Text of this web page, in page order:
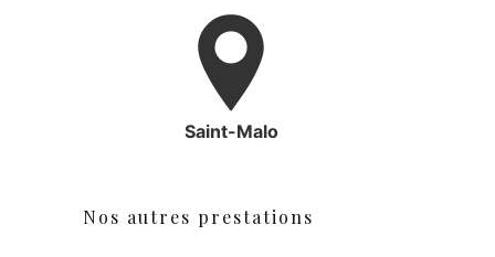
Saint-Malo
Nos autres prestations